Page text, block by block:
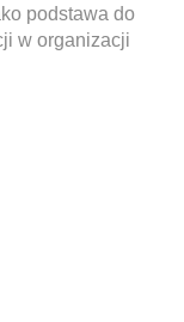
podstawa do
w organizacji